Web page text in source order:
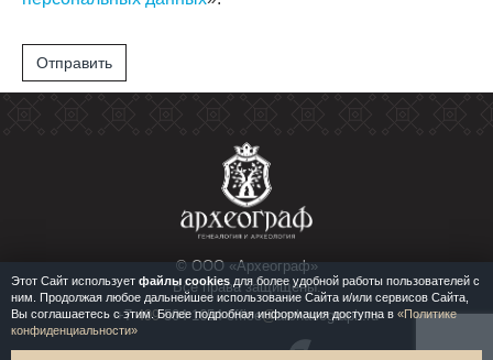
Отправить
© ООО «Археограф»
Все права защищены.
+7499504 1654 office@archaeograph.ru
Этот Сайт использует файлы cookies для более удобной работы пользователей с
ним. Продолжая любое дальнейшее использование Сайта и/или сервисов Сайта,
Вы соглашаетесь с этим. Более подробная информация доступна в «Политике
конфиденциальности»